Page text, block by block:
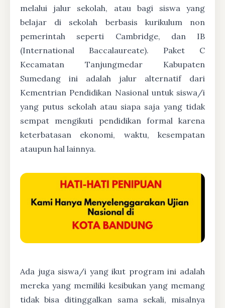
melalui jalur sekolah, atau bagi siswa yang
belajar di sekolah berbasis kurikulum non
pemerintah seperti Cambridge, dan IB
(International Baccalaureate). Paket C
Kecamatan Tanjungmedar Kabupaten
Sumedang ini adalah jalur alternatif dari
Kementrian Pendidikan Nasional untuk siswa/i
yang putus sekolah atau siapa saja yang tidak
sempat mengikuti pendidikan formal karena
keterbatasan ekonomi, waktu, kesempatan
ataupun hal lainnya.
Ada juga siswa/i yang ikut program ini adalah
mereka yang memiliki kesibukan yang memang
tidak bisa ditinggalkan sama sekali, misalnya